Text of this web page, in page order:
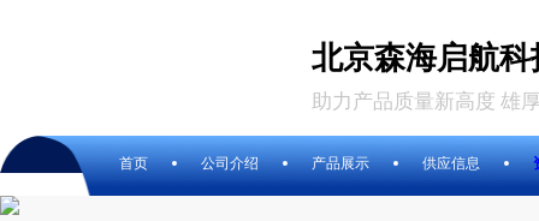
北京森海启航
助力产品质量新高度 雄
首页 公司介绍 产品展示 供应信息